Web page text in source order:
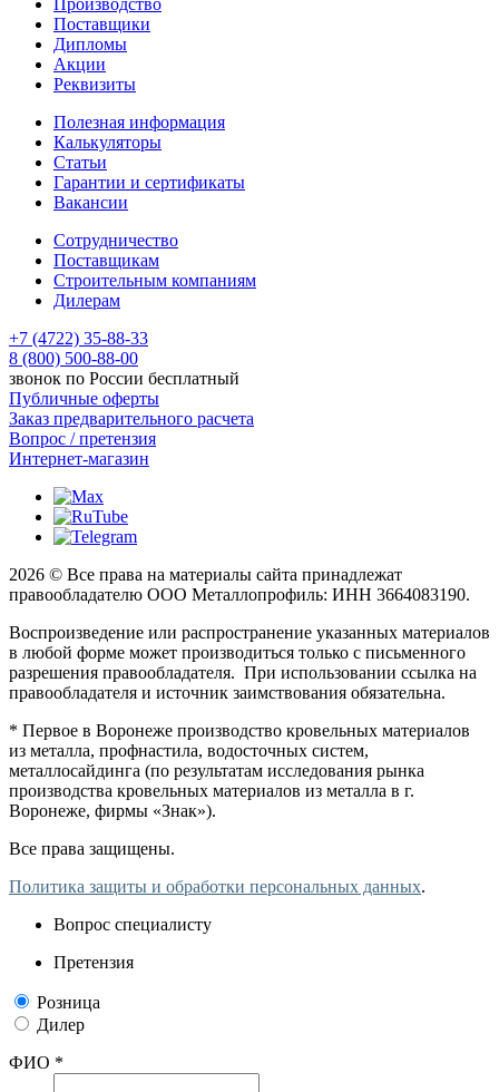
Поставщики
Дипломы
Акции
Реквизиты
Полезная информация
Калькуляторы
Статьи
Гарантии и сертификаты
Вакансии
Сотрудничество
Поставщикам
Строительным компаниям
Дилерам
+7 (4722) 35-88-33
8 (800) 500-88-00
звонок по России бесплатный
Публичные оферты
Заказ предварительного расчета
Вопрос / претензия
Интернет-магазин
2026 © Все права на материалы сайта принадлежат
правообладателю ООО Металлопрофиль: ИНН 3664083190.
Воспроизведение или распространение указанных материалов
в любой форме может производиться только с письменного
разрешения правообладателя. При использовании ссылка на
правообладателя и источник заимствования обязательна.
* Первое в Воронеже производство кровельных материалов
из металла, профнастила, водосточных систем,
металлосайдинга (по результатам исследования рынка
производства кровельных материалов из металла в г.
Воронеже, фирмы «Знак»).
Все права защищены.
Политика защиты и обработки персональных данных.
Вопрос специалисту
Претензия
Розница
Дилер
ФИО *